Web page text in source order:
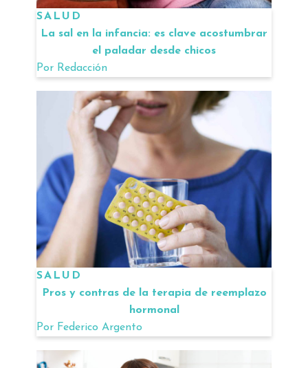
SALUD
La sal en la infancia: es clave acostumbrar
el paladar desde chicos
Por Redacción
SALUD
Pros y contras de la terapia de reemplazo
hormonal
Por Federico Argento